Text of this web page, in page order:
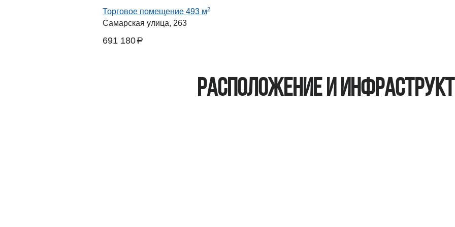
Торговое помещение 493 м2
Самарская улица, 263
691 180a
Расположение и